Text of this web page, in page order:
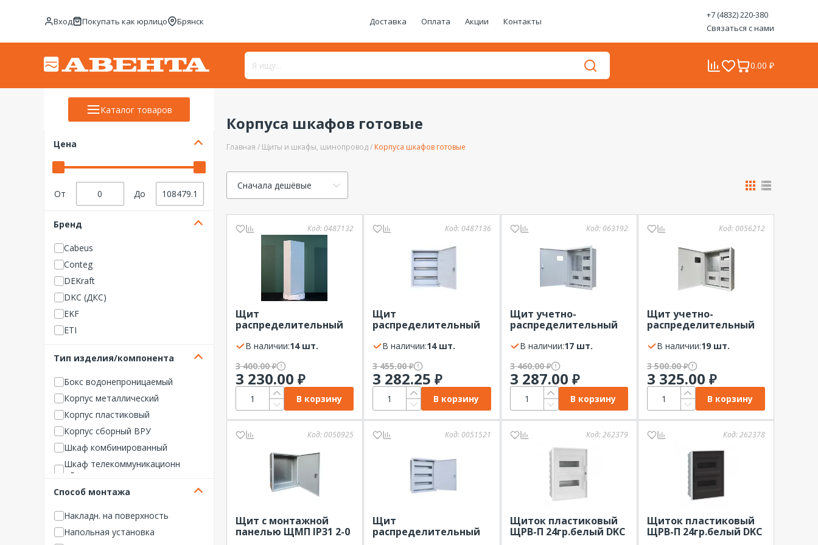
Вход Покупать как юрлицо Брянск Доставка Оплата Акции Контакты
+7 (4832) 220-380
Связаться с нами
0.00 ₽
Каталог товаров
Цена
От До
Бренд
Cabeus
Conteg
DEKraft
DKC (ДКС)
EKF
ETI
GENERICA
GREENEL
Hager
Hensel
Hyperline
IEK (ИЭК)
INTER-M
KLM
Legrand
Lovato
Тип изделия/компонента
Бокс водонепроницаемый
Корпус металлический
Корпус пластиковый
Корпус сборный ВРУ
Шкаф комбинированный
Шкаф телекоммуникационн
ый
Щит встраиваемый
Щит распределительный
Щит с монтажной панелью
Способ монтажа
Накладн. на поверхность
Напольная установка
Корпуса шкафов готовые
Главная Щиты и шкафы, шинопровод Корпуса шкафов готовые
Сначала дешёвые
Код: 0487132
Щит
распределительный
(700х300х120)
В наличии:
14 шт.
3 400.00₽
3 230.00 ₽
В корзину
Код: 0487136
Щит
распределительный
(550х400х120)
В наличии:
14 шт.
3 455.00₽
3 282.25₽
В корзину
Код: 063192
Щит учетно-
распределительный
24 (500х400х150)
В наличии:
17 шт.
3 460.00₽
3 287.00 ₽
В корзину
Код: 0056212
Щит учетно-
распределительный
(500х400х150)
В наличии:
19 шт.
3 500.00₽
3 325.00 ₽
В корзину
Код: 0050925
Щит с монтажной
панелью ЩМП IP31 2-0
Код: 0051521
Щит
распределительный
встраиваемый ЩРВ 54
Код:262379
Щиток пластиковый
ЩРВ-П 24гр.белый DKC
FRAME для полых стен
Код:262378
Щиток пластиковый
ЩРВ-П 24гр.белый DKC
FRAME для полых стен